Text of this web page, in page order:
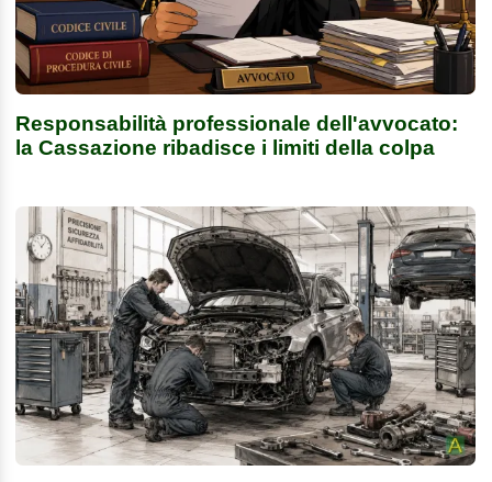
Responsabilità professionale dell'avvocato:
la Cassazione ribadisce i limiti della colpa